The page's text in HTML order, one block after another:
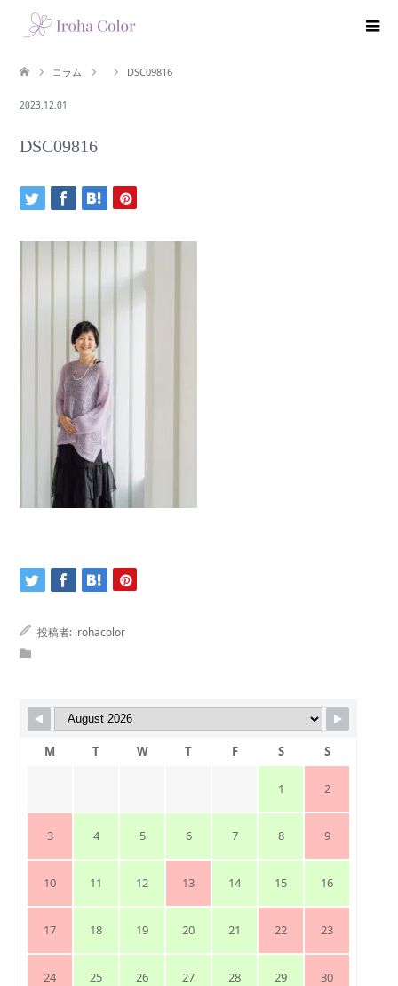
コラム DSC09816
2023.12.01
DSC09816
投稿者: irohacolor
M T W T F S S
1 2
3 4 5 6 7 8 9
10 11 12 13 14 15 16
17 18 19 20 21 22 23
24 25 26 27 28 29 30